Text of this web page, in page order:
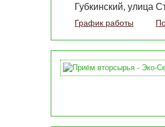
Губкинский, улица
График работы